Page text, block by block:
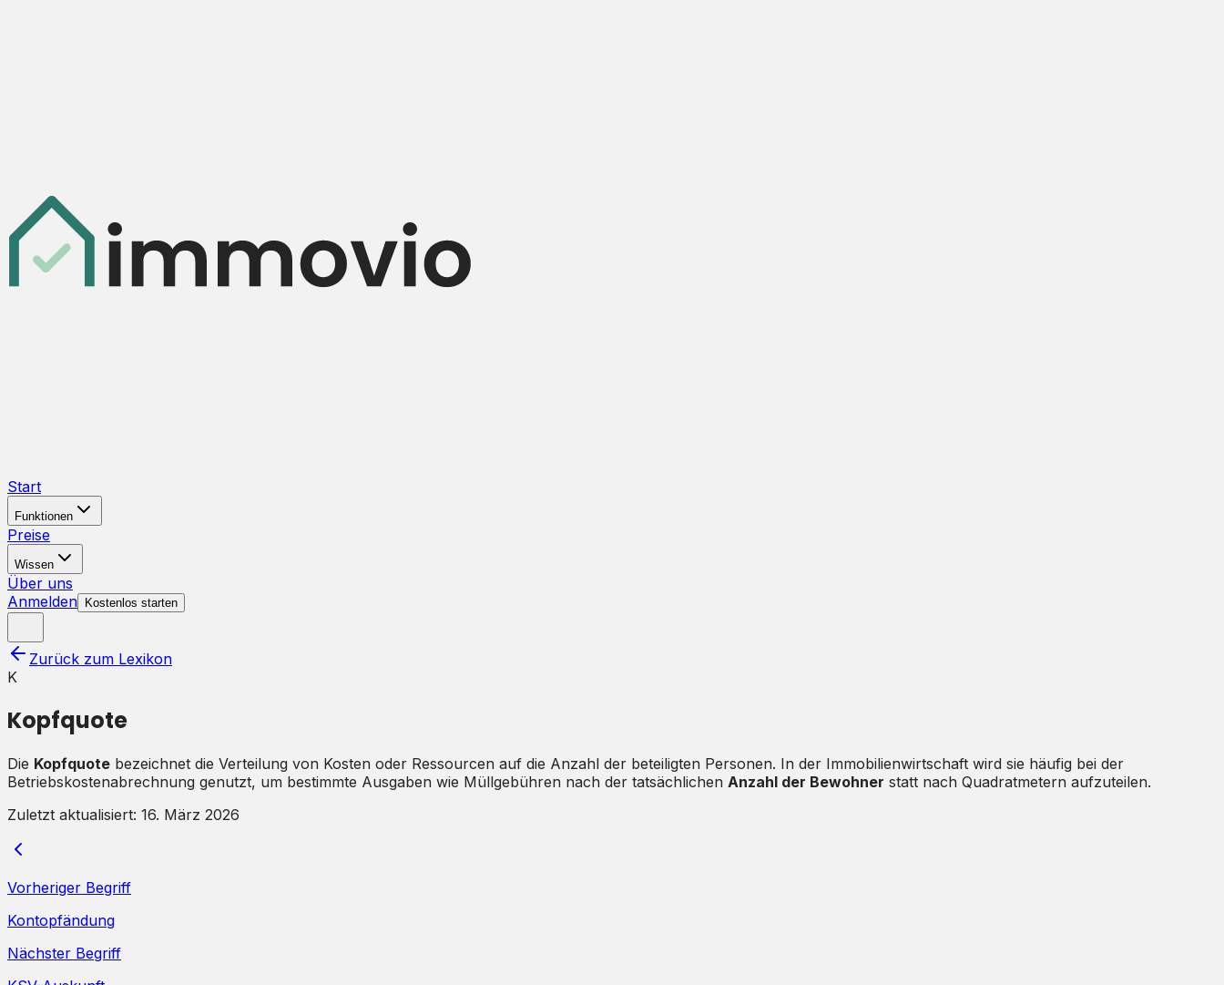
Start
Funktionen
Preise
Wissen
Über uns
Anmelden
Kostenlos starten
Zurück zum Lexikon
K
Kopfquote
Die Kopfquote bezeichnet die Verteilung von Kosten oder Ressourcen auf die Anzahl der beteiligten Personen. In der Immobilienwirtschaft wird sie häufig bei der
Betriebskostenabrechnung genutzt, um bestimmte Ausgaben wie Müllgebühren nach der tatsächlichen Anzahl der Bewohner statt nach Quadratmetern aufzuteilen.
Zuletzt aktualisiert: 16. März 2026
Vorheriger Begriff
Kontopfändung
Nächster Begriff